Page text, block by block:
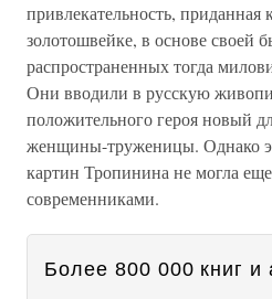
привлекательность, приданная
золотошвейке, в основе
распространенных тогда
Они вводили в русскую
положительного героя новый
женщины-труженицы. Однако
картин Тропинина не могла
современниками.
Более 800 000 книг и